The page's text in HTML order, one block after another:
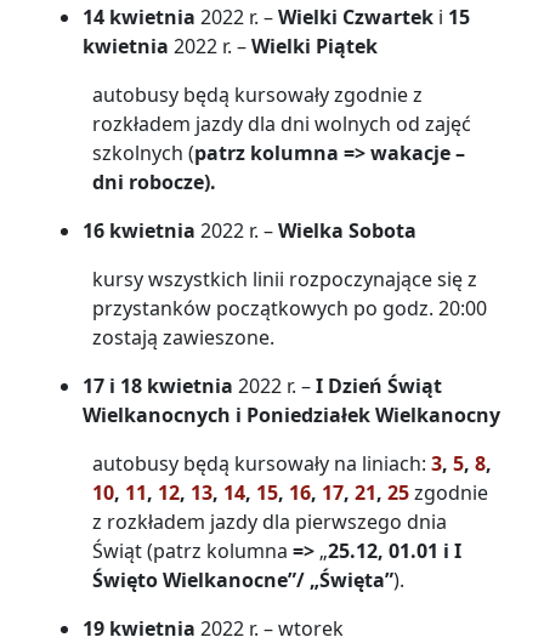
14 kwietnia 2022 r. –Wielki Czwartek i 15
kwietnia 2022 r. –Wielki Piątek
autobusy będą kursowały zgodnie z
rozkładem jazdy dla dni wolnych od zajęć
szkolnych (patrz kolumna =>wakacje –
dni robocze).
16 kwietnia 2022 r. –Wielka Sobota
kursy wszystkich linii rozpoczynające się z
przystanków początkowych po godz. 20:00
zostają zawieszone.
17 i 18 kwietnia 2022 r. –I Dzień Świąt
Wielkanocnych i Poniedziałek Wielkanocny
autobusy będą kursowały na liniach: 3, 5, 8,
10, 11, 12, 13, 14, 15, 16, 17, 21, 25zgodnie
z rozkładem jazdy dla pierwszego dnia
Świąt (patrz kolumna => „25.12, 01.01 i I
Święto Wielkanocne”/ „Święta”).
19 kwietnia 2022 r. – wtorek